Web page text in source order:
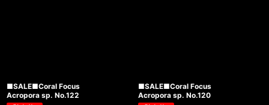
■SALE■Coral Focus
Acropora sp. No.122
■SALE■Coral Focus
Acropora sp. No.120